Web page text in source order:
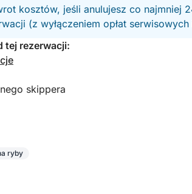
kosztów, jeśli anulujesz co najmniej
(z wyłączeniem opłat
tej rezerwacji:
skippera
ryby